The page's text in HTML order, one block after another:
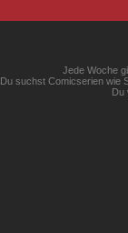
Jede Woche
Du suchst Comicserien wie
Du